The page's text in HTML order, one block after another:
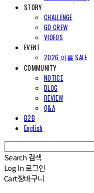
STORY
CHALLENGE
GD CREW
VIDEOS
EVENT
2026 여름 SALE
COMMUNITY
NOTICE
BLOG
REVIEW
Q&A
B2B
English
Search 검색
Log In로그인
Cart장바구니